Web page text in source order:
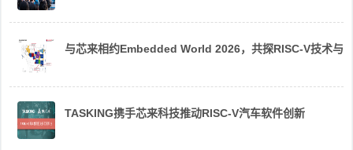
与芯来相约Embedded World 2026，共探RISC-V技术与
TASKING携手芯来科技推动RISC-V汽车软件创新